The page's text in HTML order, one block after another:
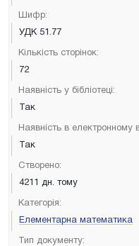
Шифр:
УДК 51.77
Кількість сторінок:
72
Наявність у бібліотеці:
Так
Наявність в електронному
Так
Створено:
4211 дн. тому
Категорія:
Елементарна математика
Тип документу: